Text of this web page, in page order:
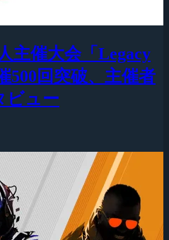
主催大会「Legacy
500回突破、主催者
ビュー